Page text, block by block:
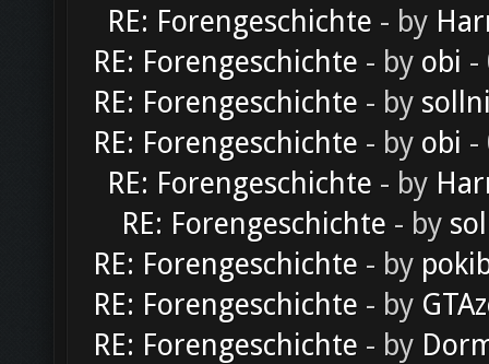
RE: Forengeschichte - by
RE: Forengeschichte - by obi -
RE: Forengeschichte - by
RE: Forengeschichte - by obi -
RE: Forengeschichte - by
RE: Forengeschichte - by
RE: Forengeschichte - by
RE: Forengeschichte - by
RE: Forengeschichte - by